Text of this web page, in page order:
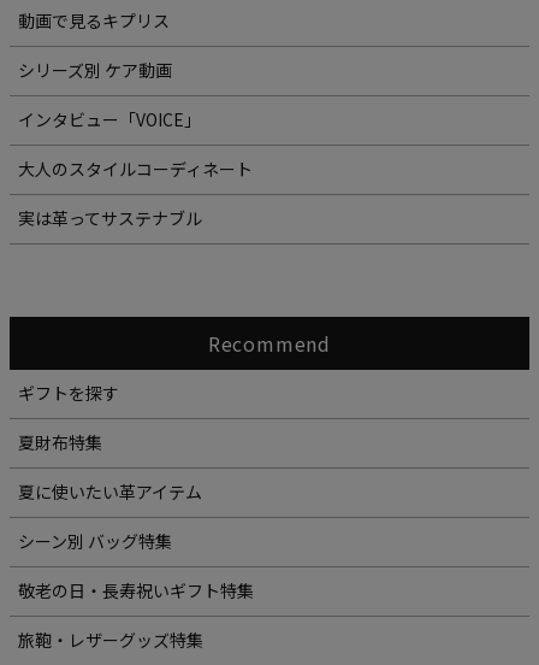
動画で見るキプリス
シリーズ別 ケア動画
インタビュー「VOICE」
大人のスタイルコーディネート
実は革ってサステナブル
Recommend
ギフトを探す
夏財布特集
夏に使いたい革アイテム
シーン別 バッグ特集
敬老の日・長寿祝いギフト特集
旅鞄・レザーグッズ特集